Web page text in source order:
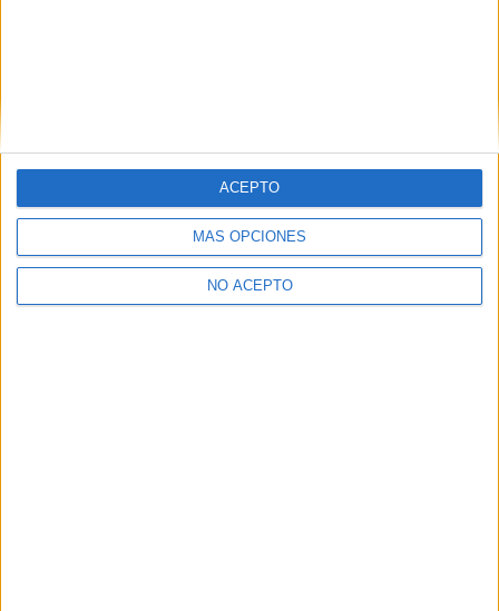
MÁS OPCIONES
NO ACEPTO
ACEPTO
Y como regalo de agradecimiento, por registrarte te daremos
gratis una copia de nuestro ebook con 100 consejos para tu
primer año de universidad